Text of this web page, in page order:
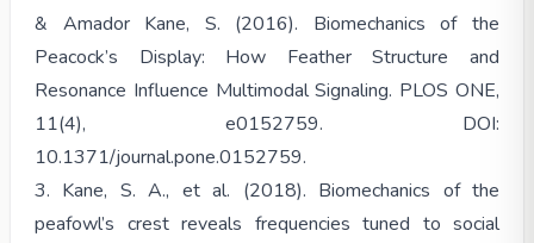
& Amador Kane, S. (2016). Biomechanics of the
Peacock’s Display: How Feather Structure and
Resonance Influence Multimodal Signaling. PLOS ONE,
11(4), e0152759. DOI:
10.1371/journal.pone.0152759.
3. Kane, S. A., et al. (2018). Biomechanics of the
peafowl’s crest reveals frequencies tuned to social